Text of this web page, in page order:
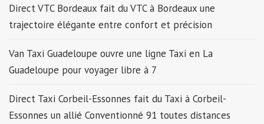
Direct VTC Bordeaux fait du VTC à Bordeaux une
trajectoire élégante entre confort et précision
Van Taxi Guadeloupe ouvre une ligne Taxi en La
Guadeloupe pour voyager libre à 7
Direct Taxi Corbeil-Essonnes fait du Taxi à Corbeil-
Essonnes un allié Conventionné 91 toutes distances